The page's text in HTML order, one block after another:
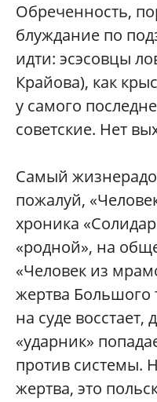
Обреченность,
блуждание по
идти: эсэсовцы
Крайова), как
у самого
советские. Нет
Самый
пожалуй,
хроника
«родной», на
«Человек из
жертва Большого
на суде восстает,
«ударник»
против системы.
жертва, это